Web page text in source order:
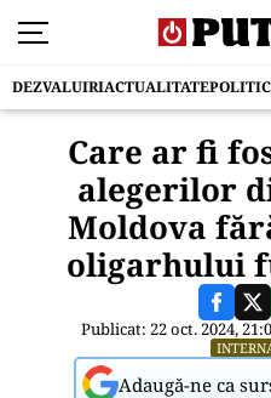
DEZVALUIRIACTUALITATE
Care ar fi
alegerilor
Moldova
oligarhului
Publicat: 22 oct. 2024,
Adaugă-ne ca